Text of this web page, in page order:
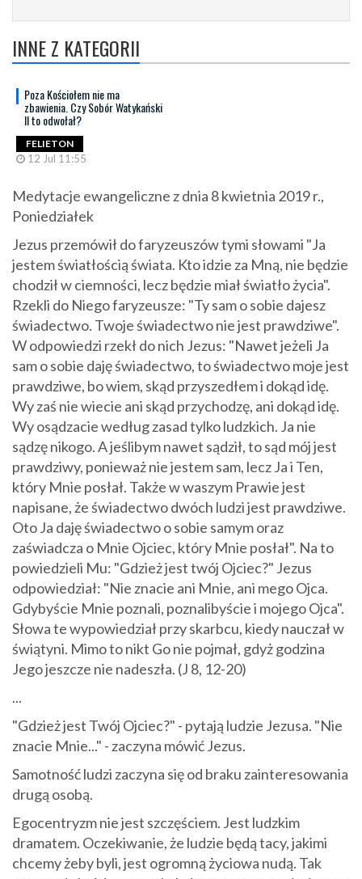
INNE Z KATEGORII
Poza Kościołem nie ma
zbawienia. Czy Sobór Watykański
II to odwołał?
FELIETON
12 Jul 11:55
Medytacje ewangeliczne z dnia 8 kwietnia 2019 r.,
Poniedziałek
Jezus przemówił do faryzeuszów tymi słowami "Ja
jestem światłością świata. Kto idzie za Mną, nie będzie
chodził w ciemności, lecz będzie miał światło życia".
Rzekli do Niego faryzeusze: "Ty sam o sobie dajesz
świadectwo. Twoje świadectwo nie jest prawdziwe".
W odpowiedzi rzekł do nich Jezus: "Nawet jeżeli Ja
sam o sobie daję świadectwo, to świadectwo moje jest
prawdziwe, bo wiem, skąd przyszedłem i dokąd idę.
Wy zaś nie wiecie ani skąd przychodzę, ani dokąd idę.
Wy osądzacie według zasad tylko ludzkich. Ja nie
sądzę nikogo. A jeślibym nawet sądził, to sąd mój jest
prawdziwy, ponieważ nie jestem sam, lecz Ja i Ten,
który Mnie posłał. Także w waszym Prawie jest
napisane, że świadectwo dwóch ludzi jest prawdziwe.
Oto Ja daję świadectwo o sobie samym oraz
zaświadcza o Mnie Ojciec, który Mnie posłał". Na to
powiedzieli Mu: "Gdzież jest twój Ojciec?" Jezus
odpowiedział: "Nie znacie ani Mnie, ani mego Ojca.
Gdybyście Mnie poznali, poznalibyście i mojego Ojca".
Słowa te wypowiedział przy skarbcu, kiedy nauczał w
świątyni. Mimo to nikt Go nie pojmał, gdyż godzina
Jego jeszcze nie nadeszła. (J 8, 12-20)
...
"Gdzież jest Twój Ojciec?" - pytają ludzie Jezusa. "Nie
znacie Mnie..." - zaczyna mówić Jezus.
Samotność ludzi zaczyna się od braku zainteresowania
drugą osobą.
Egocentryzm nie jest szczęściem. Jest ludzkim
dramatem. Oczekiwanie, że ludzie będą tacy, jakimi
chcemy żeby byli, jest ogromną życiowa nudą. Tak